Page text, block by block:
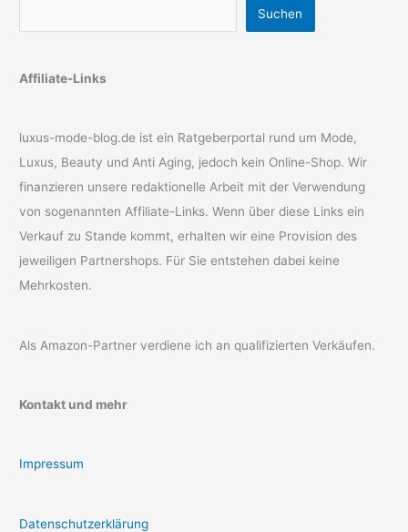
Suchen
Affiliate-Links
luxus-mode-blog.de ist ein Ratgeberportal rund um Mode,
Luxus, Beauty und Anti Aging, jedoch kein Online-Shop. Wir
finanzieren unsere redaktionelle Arbeit mit der Verwendung
von sogenannten Affiliate-Links. Wenn über diese Links ein
Verkauf zu Stande kommt, erhalten wir eine Provision des
jeweiligen Partnershops. Für Sie entstehen dabei keine
Mehrkosten.
Als Amazon-Partner verdiene ich an qualifizierten Verkäufen.
Kontakt und mehr
Impressum
Datenschutzerklärung